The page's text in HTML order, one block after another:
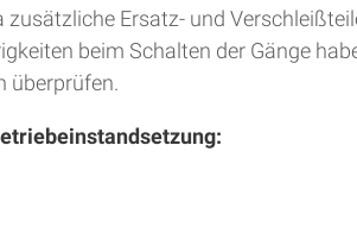
zusätzliche Ersatz- und
beim Schalten der Gänge
überprüfen.